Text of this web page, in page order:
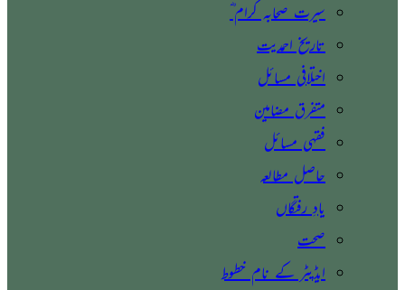
سیرت صحابہ کرام ؓ
تاریخ احمدیت
اختلافی مسائل
متفرق مضامین
فقہی مسائل
حاصل مطالعہ
یادِ رفتگاں
صحت
ایڈیٹر کے نام خطوط